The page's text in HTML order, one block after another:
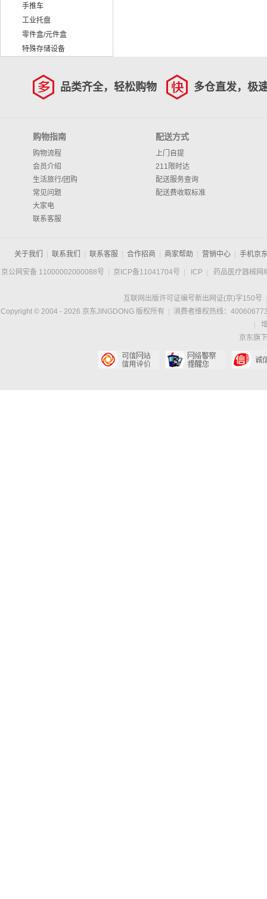
手推车
工业托盘
零件盒/元件盒
特殊存储设备
品类齐全，轻松购物 多仓直发，极
购物指南
购物流程
会员介绍
生活旅行/团购
常见问题
大家电
联系客服
配送方式
上门自提
211限时达
配送服务查询
配送费收取标准
关于我们 联系我们 联系客服 合作招商 商家帮助 营销中心 手机京
京公网安备 11000002000088号 京ICP备11041704号 ICP 药品医疗器械网
互联网出版许可证编号新出网证(京)字150号
Copyright © 2004 - 2026 京东JINGDONG 版权所有
消费者维权热线：
京东旗